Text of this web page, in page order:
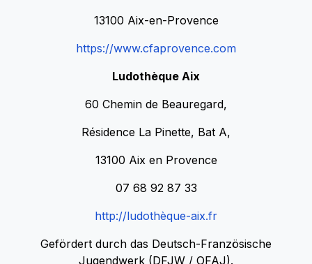
13100 Aix-en-Provence
https://www.cfaprovence.com
Ludothèque Aix
60 Chemin de Beauregard,
Résidence La Pinette, Bat A,
13100 Aix en Provence
07 68 92 87 33
http://ludothèque-aix.fr
Gefördert durch das Deutsch-Französische
Jugendwerk (DFJW / OFAJ).